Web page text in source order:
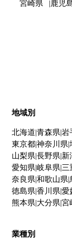
宮崎県
鹿児
地域別
北海道 青森県 岩
東京都神奈川県
山梨県 長野県 新
愛知県 岐阜県 三
奈良県 和歌山県
徳島県 香川県 愛
熊本県 大分県 宮
業種別